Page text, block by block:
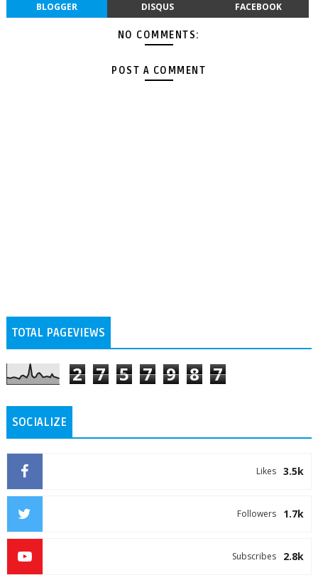
BLOGGER DISQUS FACEBOOK
NO COMMENTS:
POST A COMMENT
TOTAL PAGEVIEWS
2 7 5 7 9 8 7
SOCIALIZE
3.5k
Likes
1.7k
Followers
2.8k
Subscribes